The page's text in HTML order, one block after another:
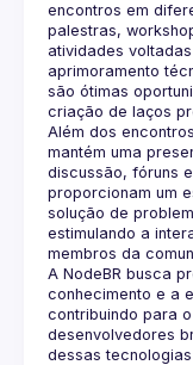
encontros em
palestras,
atividades
aprimoramento
são ótimas
Além dos
mantém uma
discussão, fóruns
proporcionam um
solução de
estimulando a
A NodeBR busca
conhecimento e a
contribuindo para
desenvolvedores
dessas